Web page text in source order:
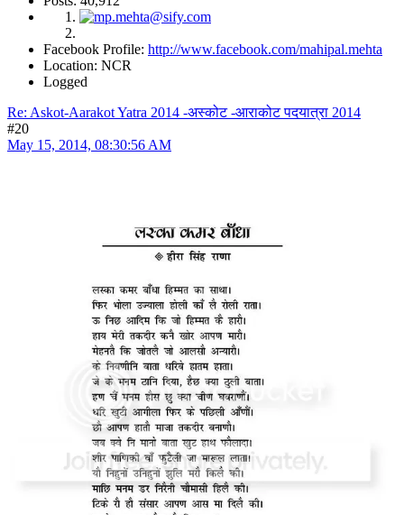
Facebook Profile: http://www.facebook.com/mahipal.mehta
Location: NCR
Logged
Re: Askot-Aarakot Yatra 2014 -अस्कोट -आराकोट पदयात्रा 2014
#20
May 15, 2014, 08:30:56 AM